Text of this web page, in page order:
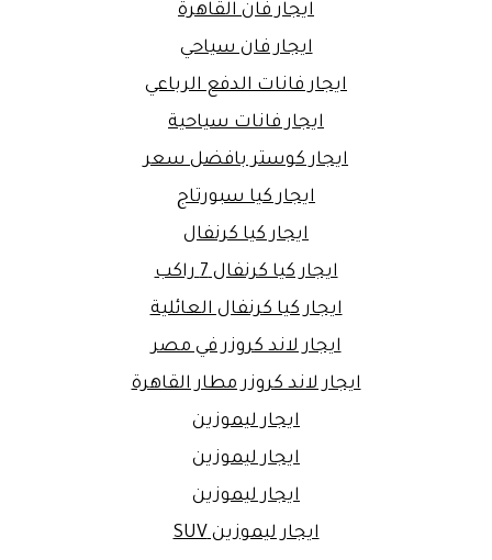
ايجار فان القاهرة
ايجار فان سياحي
ايجار فانات الدفع الرباعي
ايجار فانات سياحية
ايجار كوستر بافضل سعر
ايجار كيا سبورتاج
ايجار كيا كرنفال
ايجار كيا كرنفال 7 راكب
ايجار كيا كرنفال العائلية
ايجار لاند كروزر في مصر
ايجار لاند كروزر مطار القاهرة
ايجار ليموزين
ايجار ليموزين
ايجار ليموزين
ايجار ليموزين SUV